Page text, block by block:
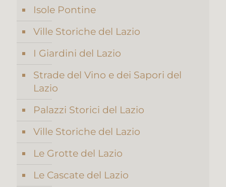
Isole Pontine
Ville Storiche del Lazio
I Giardini del Lazio
Strade del Vino e dei Sapori del
Lazio
Palazzi Storici del Lazio
Ville Storiche del Lazio
Le Grotte del Lazio
Le Cascate del Lazio